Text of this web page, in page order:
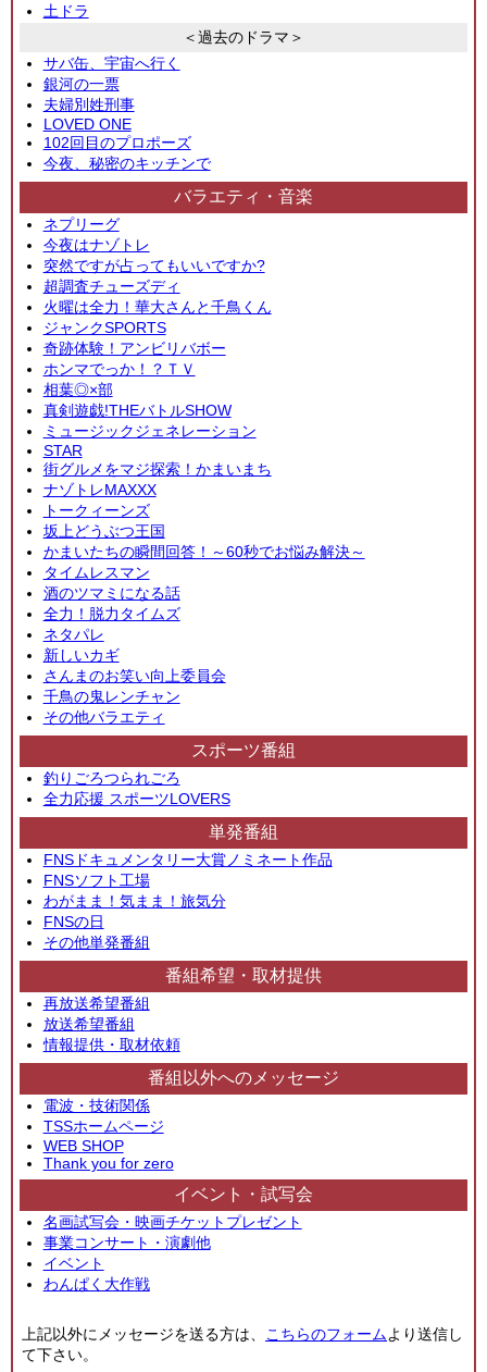
土ドラ
＜過去のドラマ＞
サバ缶、宇宙へ行く
銀河の一票
夫婦別姓刑事
LOVED ONE
102回目のプロポーズ
今夜、秘密のキッチンで
バラエティ・音楽
ネプリーグ
今夜はナゾトレ
突然ですが占ってもいいですか?
超調査チューズディ
火曜は全力！華大さんと千鳥くん
ジャンクSPORTS
奇跡体験！アンビリバボー
ホンマでっか！？ＴＶ
相葉◎×部
真剣遊戯!THEバトルSHOW
ミュージックジェネレーション
STAR
街グルメをマジ探索！かまいまち
ナゾトレMAXXX
トークィーンズ
坂上どうぶつ王国
かまいたちの瞬間回答！～60秒でお悩み解決～
タイムレスマン
酒のツマミになる話
全力！脱力タイムズ
ネタパレ
新しいカギ
さんまのお笑い向上委員会
千鳥の鬼レンチャン
その他バラエティ
スポーツ番組
釣りごろつられごろ
全力応援 スポーツLOVERS
単発番組
FNSドキュメンタリー大賞ノミネート作品
FNSソフト工場
わがまま！気まま！旅気分
FNSの日
その他単発番組
番組希望・取材提供
再放送希望番組
放送希望番組
情報提供・取材依頼
番組以外へのメッセージ
電波・技術関係
TSSホームページ
WEB SHOP
Thank you for zero
イベント・試写会
名画試写会・映画チケットプレゼント
事業コンサート・演劇他
イベント
わんぱく大作戦
上記以外にメッセージを送る方は、 こちらのフォームより送信し
て下さい。